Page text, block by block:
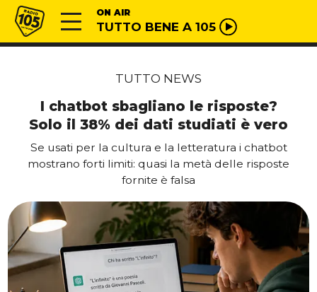
Vai al contenuto
Radio 105 ON AIR
TUTTO BENE A 105
TUTTO NEWS
I chatbot sbagliano le risposte?
Solo il 38% dei dati studiati è vero
Se usati per la cultura e la letteratura i chatbot
mostrano forti limiti: quasi la metà delle risposte
fornite è falsa